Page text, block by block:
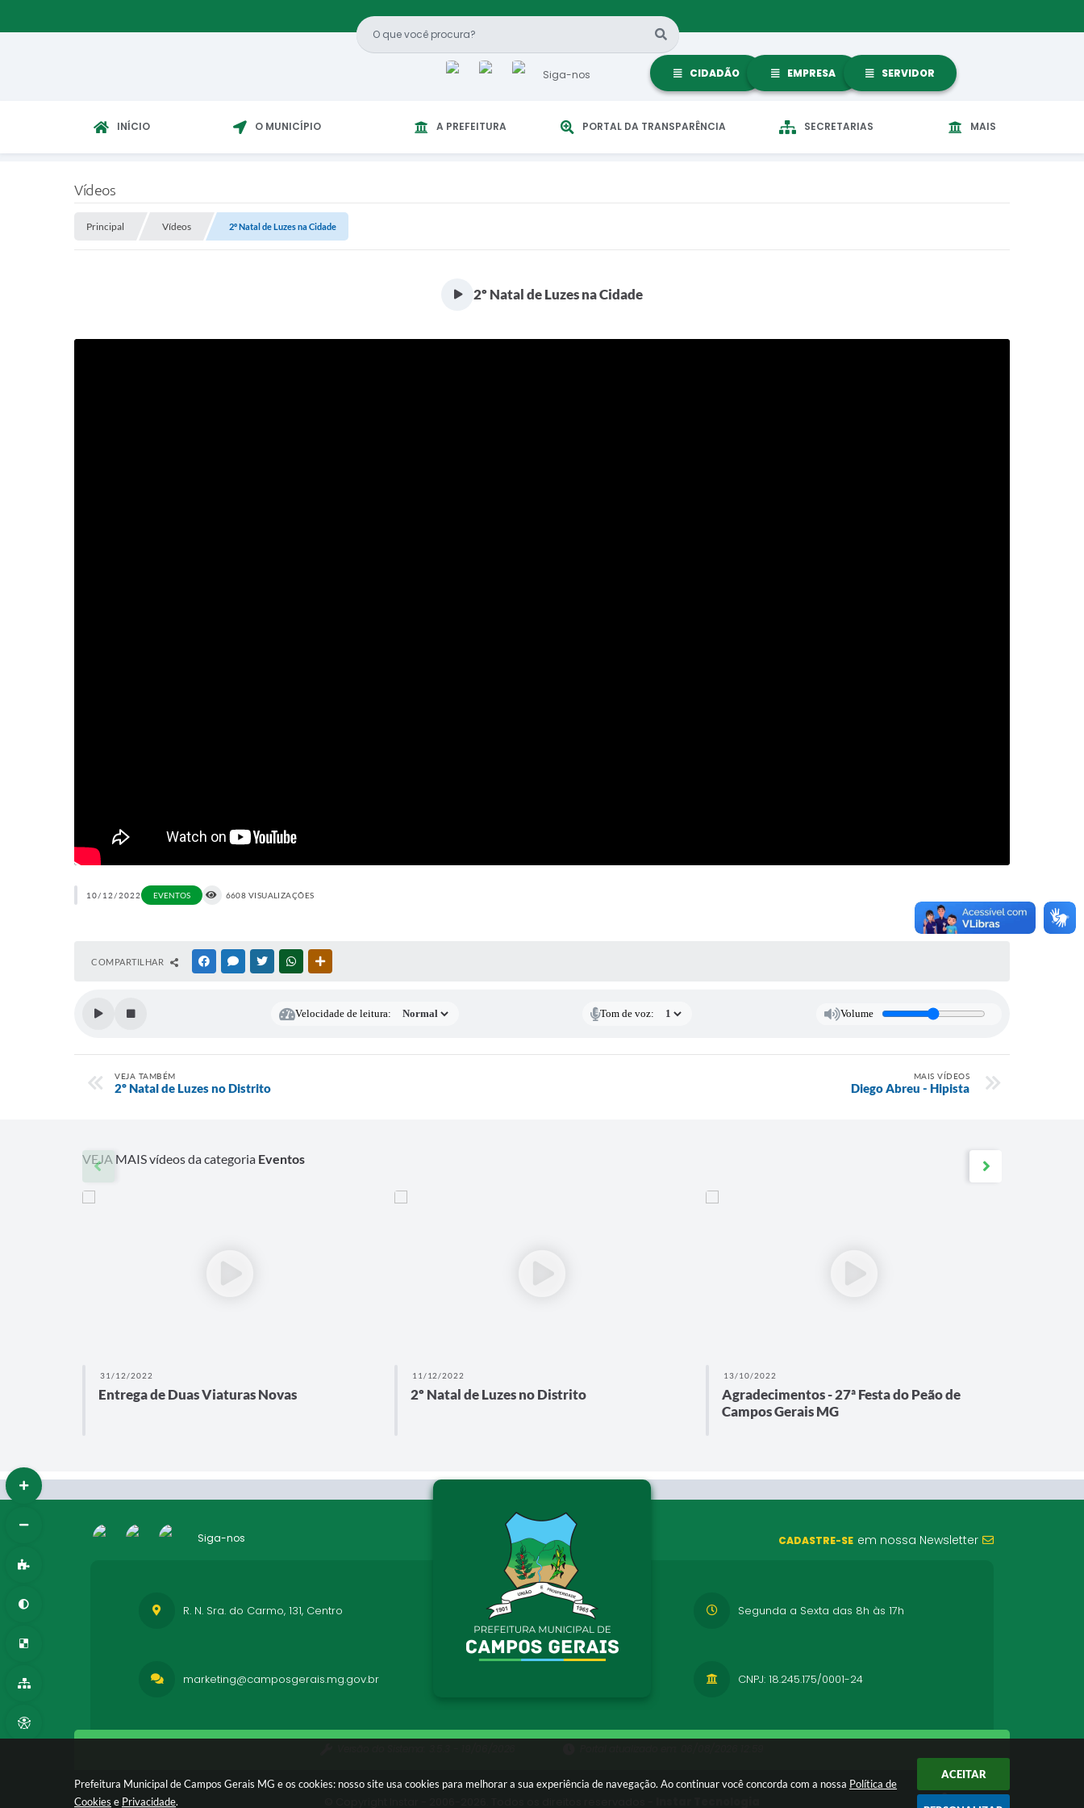
Prefeitura Municipal de Campos Gerais MG e os cookies: nosso site usa cookies para melhorar a sua experiência de navegação. Ao continuar você concorda com a nossa Política de
Cookies e Privacidade.
ACEITAR
Siga-nos CIDADÃO EMPRESA SERVIDOR
INÍCIO O MUNICÍPIO A PREFEITURA PORTAL DA TRANSPARÊNCIA SECRETARIAS MAIS
Vídeos
Principal Vídeos 2º Natal de Luzes na Cidade
2º Natal de Luzes na Cidade
10/12/2022 EVENTOS 6608 VISUALIZAÇÕES
COMPARTILHAR FACEBOOKMESSENGER
TWITTERWHATSAPP
Velocidade de leitura: Tom de voz: Volume
VEJA TAMBÉM
2º Natal de Luzes no Distrito
MAIS VÍDEOS
Diego Abreu - Hipista
VEJA MAIS vídeos da categoria Eventos
31/12/2022
Entrega de Duas Viaturas Novas
11/12/2022
2º Natal de Luzes no Distrito
13/10/2022
Agradecimentos - 27ª Festa do Peão de
Campos Gerais MG
Siga-nos CADASTRE-SE em nossa Newsletter
R. N. Sra. do Carmo, 131, Centro Segunda a Sexta das 8h às 17h
CNPJ: 18.245.175/0001-24
marketing@camposgerais.mg.gov.br